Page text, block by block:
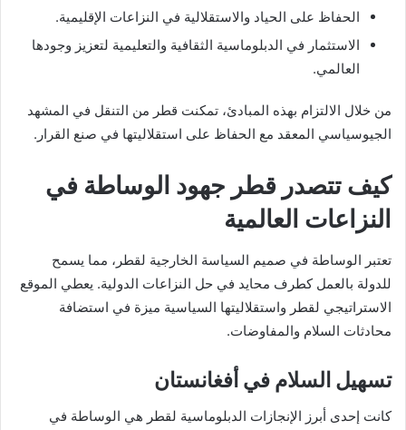
الحفاظ على الحياد والاستقلالية في النزاعات الإقليمية.
الاستثمار في الدبلوماسية الثقافية والتعليمية لتعزيز وجودها
العالمي.
من خلال الالتزام بهذه المبادئ، تمكنت قطر من التنقل في المشهد
الجيوسياسي المعقد مع الحفاظ على استقلاليتها في صنع القرار.
كيف تتصدر قطر جهود الوساطة في
النزاعات العالمية
تعتبر الوساطة في صميم السياسة الخارجية لقطر، مما يسمح
للدولة بالعمل كطرف محايد في حل النزاعات الدولية. يعطي الموقع
الاستراتيجي لقطر واستقلاليتها السياسية ميزة في استضافة
محادثات السلام والمفاوضات.
تسهيل السلام في أفغانستان
كانت إحدى أبرز الإنجازات الدبلوماسية لقطر هي الوساطة في